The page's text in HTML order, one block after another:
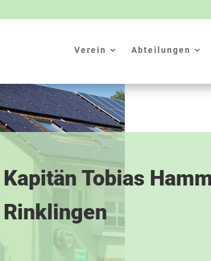
Verein Abteilungen
Kapitän Tobias
Rinklingen